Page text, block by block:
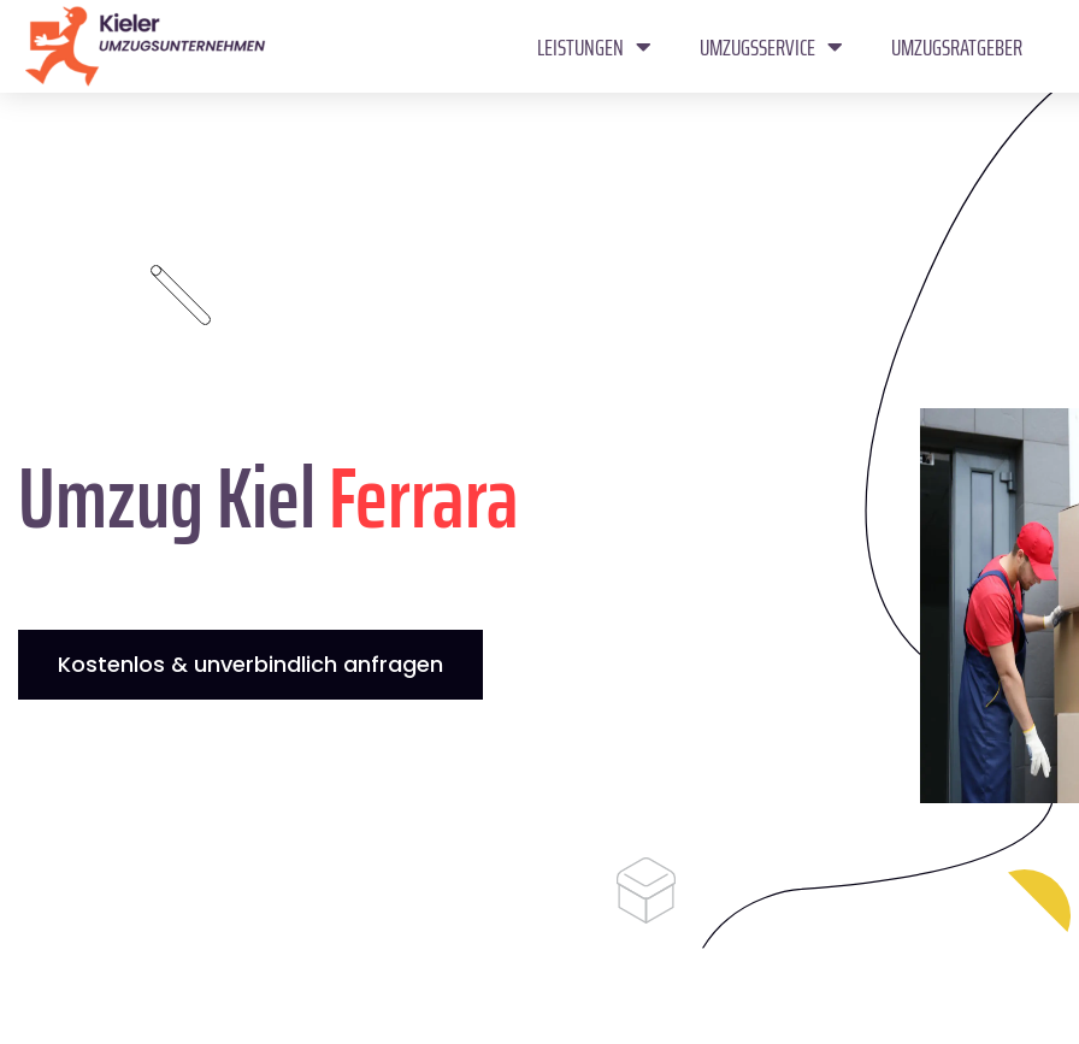
LEISTUNGEN UMZUGSSERVICE UMZUGSRATGEBER
Umzug KielFerrara
Kostenlos & unverbindlich anfragen